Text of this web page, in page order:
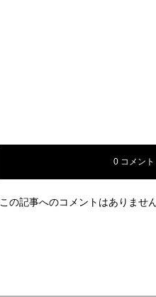
0 コメント
この記事へのコメントはありません